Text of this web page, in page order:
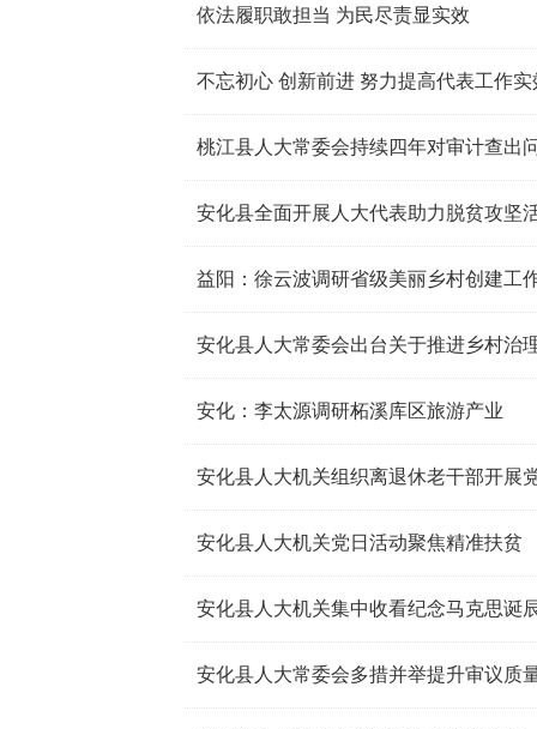
依法履职敢担当 为民尽责显实效
不忘初心 创新前进 努力提高代表工作实
桃江县人大常委会持续四年对审计查出
安化县全面开展人大代表助力脱贫攻坚
益阳：徐云波调研省级美丽乡村创建工
安化县人大常委会出台关于推进乡村治
安化：李太源调研柘溪库区旅游产业
安化县人大机关组织离退休老干部开展
安化县人大机关党日活动聚焦精准扶贫
安化县人大机关集中收看纪念马克思诞
安化县人大常委会多措并举提升审议质